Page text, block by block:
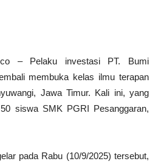
– Pelaku investasi PT. Bumi
membuka kelas ilmu terapan
Jawa Timur. Kali ini, yang
siswa SMK PGRI Pesanggaran,
pada Rabu (10/9/2025) tersebut,